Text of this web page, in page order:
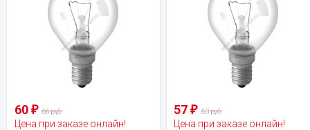
60 ₽ 66 руб.
Цена при заказе онлайн!
57₽ 63 руб.
Цена при заказе онлайн!